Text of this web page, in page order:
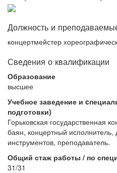
Должность и
концертмейстер
Сведения о квалификации
Образование
высшее
Учебное заведение и
подготовки)
Горьковская государственная
баян, концертный
инструментов, преподаватель.
Общий стаж работы / по
31/31